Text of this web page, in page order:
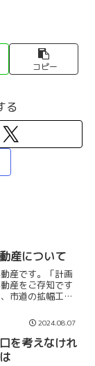
コピー
る
産について
産です。「計画
産をご存知です
市道の拡幅工
画道路が予定さ
売買されていま
定」...
2024.08.07
を考えなけれ